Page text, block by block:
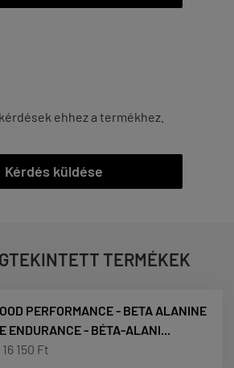
ehhez a termékhez.
Kérdés küldése
TERMÉKEK
PERFORMANCE - BETA ALANINE
ENDURANCE - BÉTA-ALANI...
16 150 Ft